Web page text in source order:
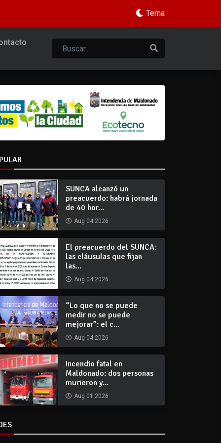
Tema
SUNCA alcanzó un
preacuerdo: habrá jornada
de 40 hor...
Aug 04 2026
El preacuerdo del SUNCA:
las cláusulas que fijan
las...
Aug 04 2026
“Lo que no se puede
medir no se puede
mejorar”: el c...
Aug 04 2026
Incendio fatal en
Maldonado: dos personas
murieron y...
Aug 01 2026